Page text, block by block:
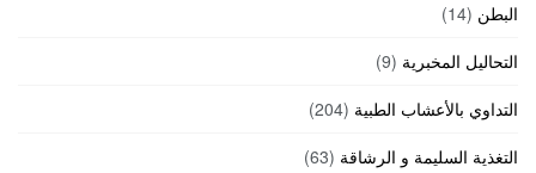
البطن (14)
التحاليل المخبرية (9)
التداوي بالأعشاب الطبية (204)
التغذية السليمة و الرشاقة (63)